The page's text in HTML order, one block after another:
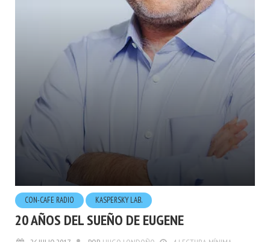
CON-CAFE RADIO KASPERSKY LAB.
20 AÑOS DEL SUEÑO DE EUGENE
26.JULIO.2017 PORHUGO LONDOÑO 4 LECTURA MÍNIMA